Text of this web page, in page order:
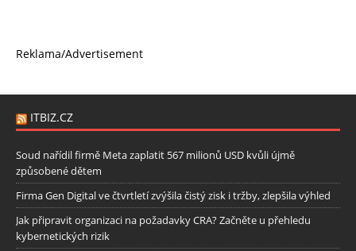
Reklama/Advertisement
ITBIZ.CZ
Soud nařídil firmě Meta zaplatit 567 milionů USD kvůli újmě
způsobené dětem
Firma Gen Digital ve čtvrtletí zvýšila čistý zisk i tržby, zlepšila výhled
Jak připravit organizaci na požadavky CRA? Začněte u přehledu
kybernetických rizik